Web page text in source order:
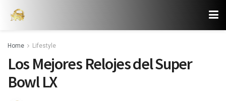
Home Lifestyle
Los Mejores Relojes del Super
Bowl LX